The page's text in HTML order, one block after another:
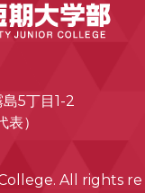
5丁目1-2
）
All rights re